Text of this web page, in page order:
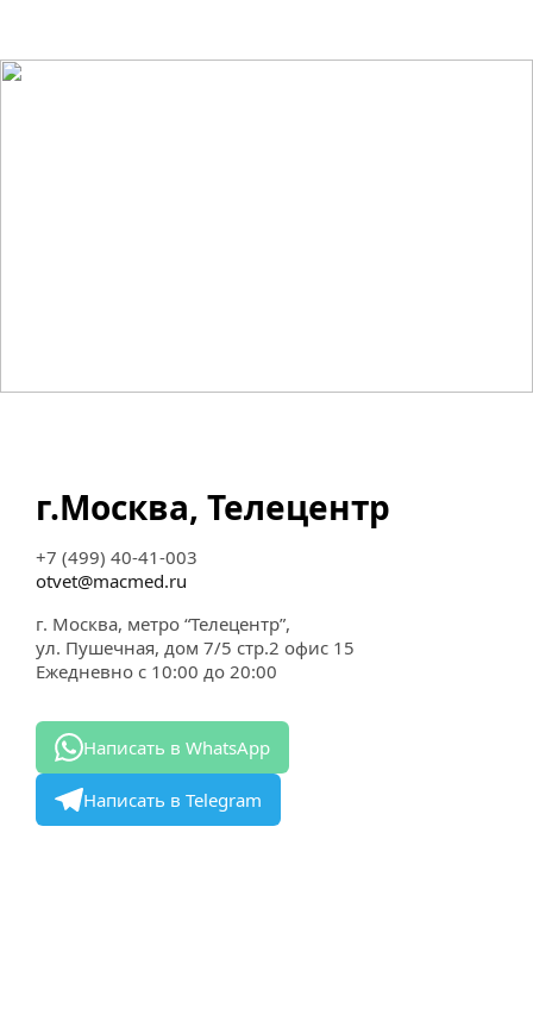
г.Москва, Телецентр
+7 (499) 40-41-003
otvet@macmed.ru
г. Москва, метро “Телецентр”,
ул. Пушечная, дом 7/5 стр.2 офис 15
Ежедневно с 10:00 до 20:00
Написать в WhatsApp
Написать в Telegram